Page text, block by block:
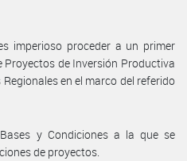
imperioso proceder a un primer
de Inversión Productiva
en el marco del referido
y Condiciones a la que se
de proyectos.